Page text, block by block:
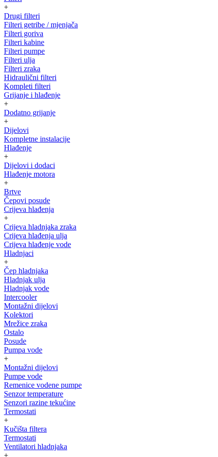
+
Drugi filteri
Filteri getribe / mjenjača
Filteri goriva
Filteri kabine
Filteri pumpe
Filteri ulja
Filteri zraka
Hidraulični filteri
Kompleti filteri
Grijanje i hlađenje
+
Dodatno grijanje
+
Dijelovi
Kompletne instalacije
Hlađenje
+
Dijelovi i dodaci
Hlađenje motora
+
Brtve
Čepovi posude
Crijeva hlađenja
+
Crijeva hladnjaka zraka
Crijeva hlađenja ulja
Crijeva hlađenje vode
Hladnjaci
+
Čep hladnjaka
Hladnjak ulja
Hladnjak vode
Intercooler
Montažni dijelovi
Kolektori
Mrežice zraka
Ostalo
Posude
Pumpa vode
+
Montažni dijelovi
Pumpe vode
Remenice vodene pumpe
Senzor temperature
Senzori razine tekućine
Termostati
+
Kučišta filtera
Termostati
Ventilatori hladnjaka
+